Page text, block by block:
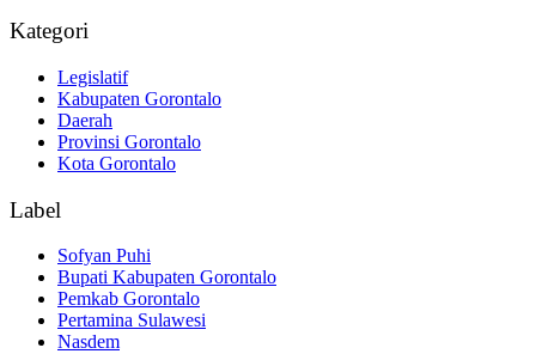
Kategori
Legislatif
Kabupaten Gorontalo
Daerah
Provinsi Gorontalo
Kota Gorontalo
Label
Sofyan Puhi
Bupati Kabupaten Gorontalo
Pemkab Gorontalo
Pertamina Sulawesi
Nasdem